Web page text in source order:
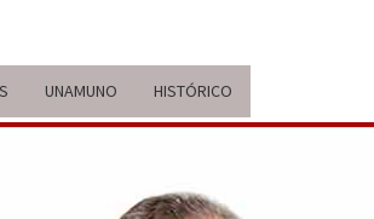
UNAMUNO HISTÓRICO